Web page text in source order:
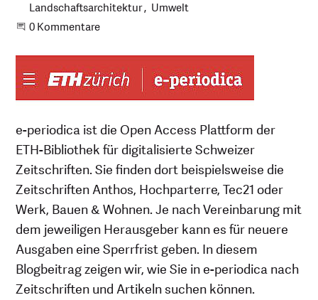
Landschaftsarchitektur
Umwelt
Beginne eine Unterhaltung
0 Kommentare
e-periodica ist die Open Access Plattform der
ETH-Bibliothek für digitalisierte Schweizer
Zeitschriften. Sie finden dort beispielsweise die
Zeitschriften Anthos, Hochparterre, Tec21 oder
Werk, Bauen & Wohnen. Je nach Vereinbarung mit
dem jeweiligen Herausgeber kann es für neuere
Ausgaben eine Sperrfrist geben. In diesem
Blogbeitrag zeigen wir, wie Sie in e-periodica nach
Zeitschriften und Artikeln suchen können.